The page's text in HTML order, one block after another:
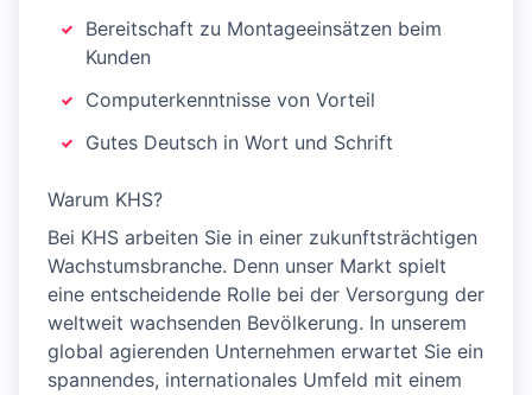
Bereitschaft zu Montageeinsätzen beim
Kunden
Computerkenntnisse von Vorteil
Gutes Deutsch in Wort und Schrift
Warum KHS?
Bei KHS arbeiten Sie in einer zukunftsträchtigen
Wachstumsbranche. Denn unser Markt spielt
eine entscheidende Rolle bei der Versorgung der
weltweit wachsenden Bevölkerung. In unserem
global agierenden Unternehmen erwartet Sie ein
spannendes, internationales Umfeld mit einem